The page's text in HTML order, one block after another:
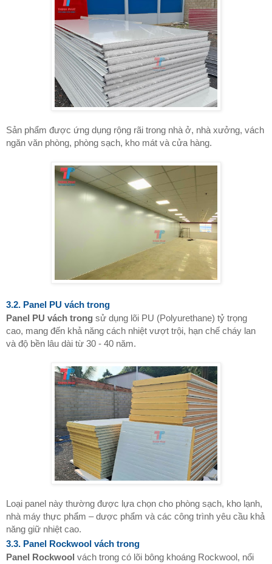
Sản phẩm được ứng dụng rộng rãi trong nhà ở, nhà xưởng, vách
ngăn văn phòng, phòng sạch, kho mát và cửa hàng.
3.2. Panel PU vách trong
Panel PU vách trong sử dụng lõi PU (Polyurethane) tỷ trọng
cao, mang đến khả năng cách nhiệt vượt trội, hạn chế cháy lan
và độ bền lâu dài từ 30 - 40 năm.
Loại panel này thường được lựa chọn cho phòng sạch, kho lạnh,
nhà máy thực phẩm – dược phẩm và các công trình yêu cầu khả
năng giữ nhiệt cao.
3.3. Panel Rockwool vách trong
Panel Rockwool vách trong có lõi bông khoáng Rockwool, nổi